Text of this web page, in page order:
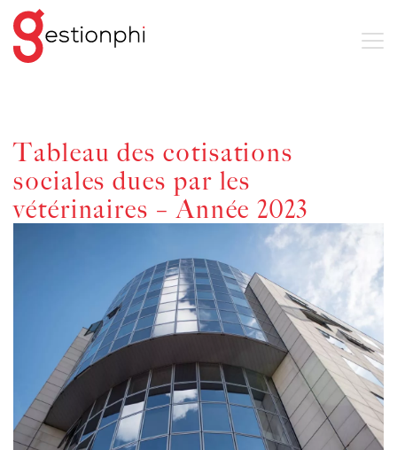
Tableau des cotisations
sociales dues par les
vétérinaires – Année 2023